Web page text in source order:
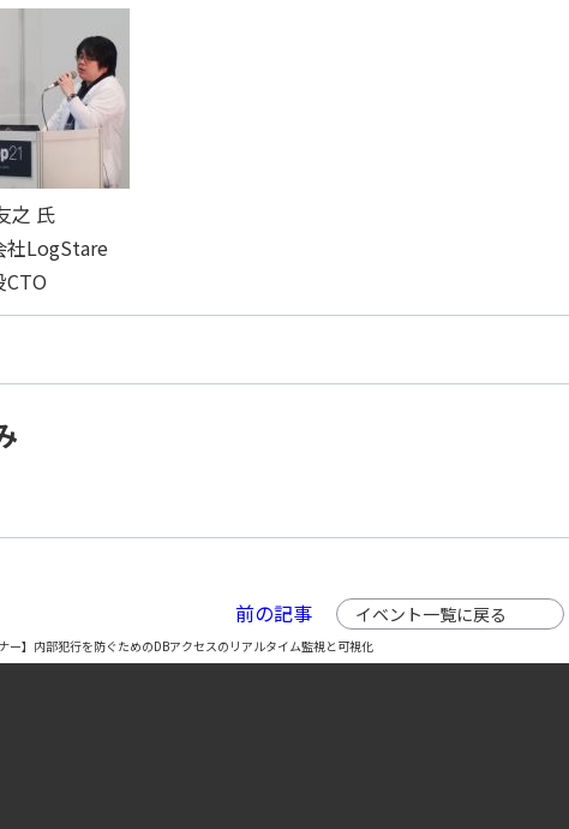
之 氏
社LogStare
CTO
前の記事 イベント一覧に戻る
ー】内部犯行を防ぐためのDBアクセスのリアルタイム監視と可視化